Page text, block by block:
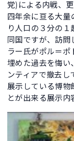
党)による内戦、
四年余に亘る大量
り人口の３分の１
同国ですが、訪問
ラー氏がポル＝ポ
埋めた過去を悔い
ンティアで撤去し
展示している博物
とが出来る展示内